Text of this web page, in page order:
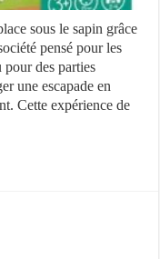
sous le sapin grâce
pensé pour les
pour des parties
une escapade en
Cette expérience de